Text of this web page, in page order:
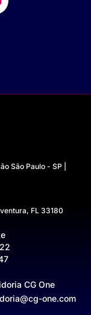
São Paulo - SP |
FL 33180
CG One
one.com